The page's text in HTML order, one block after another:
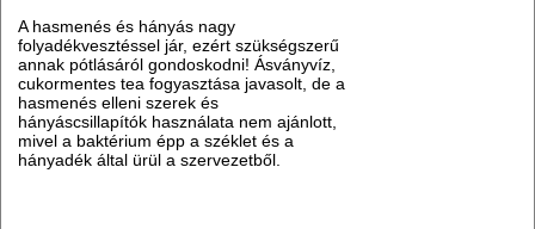
A hasmenés és hányás nagy
folyadékvesztéssel jár, ezért szükségszerű
annak pótlásáról gondoskodni! Ásványvíz,
cukormentes tea fogyasztása javasolt, de a
hasmenés elleni szerek és
hányáscsillapítók használata nem ajánlott,
mivel a baktérium épp a széklet és a
hányadék által ürül a szervezetből.